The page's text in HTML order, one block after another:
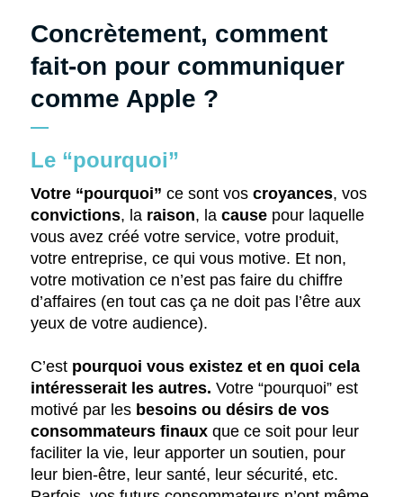
Concrètement, comment
fait-on pour communiquer
comme Apple ?
Le “pourquoi”
Votre “pourquoi” ce sont vos croyances, vos
convictions, la raison, la causepour laquelle
vous avez créé votre service, votre produit,
votre entreprise, ce qui vous motive. Et non,
votre motivation ce n’est pas faire du chiffre
d’affaires (en tout cas ça ne doit pas l’être aux
yeux de votre audience).
C’est pourquoi vous existez et en quoi cela
intéresserait les autres. Votre “pourquoi” est
motivé par les besoins ou désirs de vos
consommateurs finauxque ce soit pour leur
faciliter la vie, leur apporter un soutien, pour
leur bien-être, leur santé, leur sécurité, etc.